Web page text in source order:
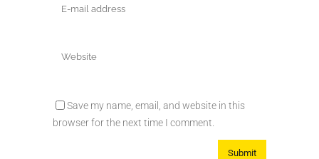
Save my name, email, and website in this
browser for the next time I comment.